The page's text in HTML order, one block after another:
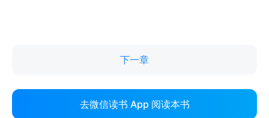
下一章
去微信读书 App 阅读本书